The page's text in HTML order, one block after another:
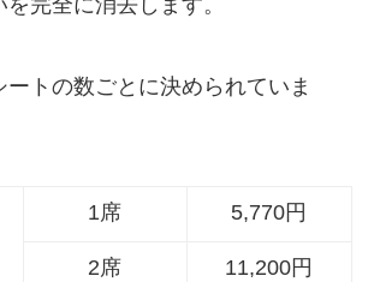
トの数ごとに決められていま
1席 5,770円
2席 11,200円